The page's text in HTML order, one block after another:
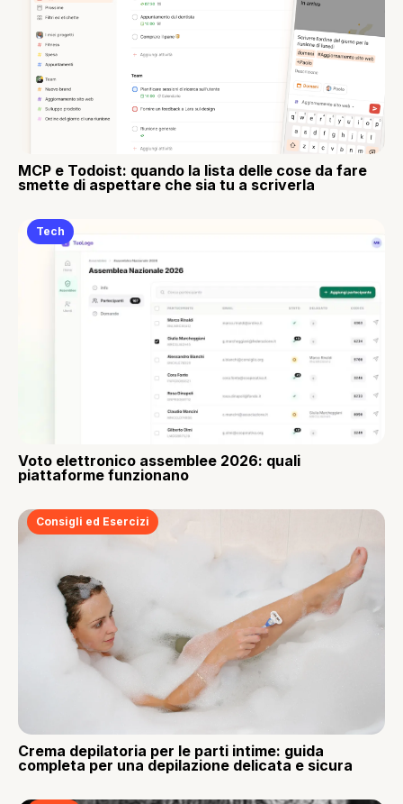
MCP e Todoist: quando la lista delle cose da fare
smette di aspettare che sia tu a scriverla
Tech
Voto elettronico assemblee 2026: quali
piattaforme funzionano
Consigli ed Esercizi
Crema depilatoria per le parti intime: guida
completa per una depilazione delicata e sicura